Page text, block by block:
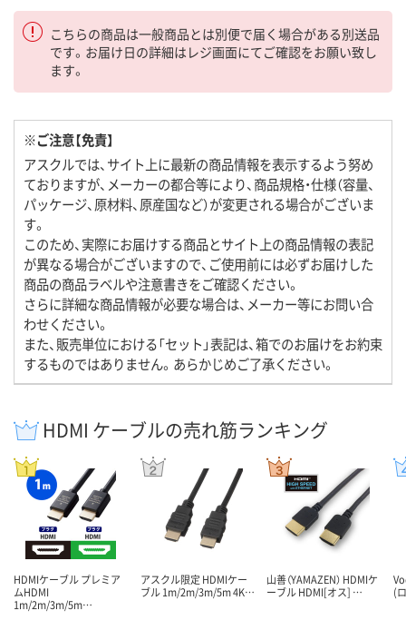
こちらの商品は一般商品とは別便で届く場合がある別送品
です。お届け日の詳細はレジ画面にてご確認をお願い致し
ます。
※ご注意【免責】
アスクルでは、サイト上に最新の商品情報を表示するよう努め
ておりますが、メーカーの都合等により、商品規格・仕様（容量、
パッケージ、原材料、原産国など）が変更される場合がございま
す。
このため、実際にお届けする商品とサイト上の商品情報の表記
が異なる場合がございますので、ご使用前には必ずお届けした
商品の商品ラベルや注意書きをご確認ください。
さらに詳細な商品情報が必要な場合は、メーカー等にお問い合
わせください。
また、販売単位における「セット」表記は、箱でのお届けをお約束
するものではありません。あらかじめご了承ください。
HDMI ケーブルの売れ筋ランキング
HDMIケーブル プレミア
ムHDMI
1m/2m/3m/5m…
アスクル限定 HDMIケー
ブル 1m/2m/3m/5m 4K…
山善（YAMAZEN） HDMIケ
ーブル HDMI[オス] …
(